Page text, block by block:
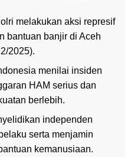
melakukan aksi represif
bantuan banjir di Aceh
2025).
menilai insiden
HAM serius dan
berlebih.
independen
serta menjamin
kemanusiaan.